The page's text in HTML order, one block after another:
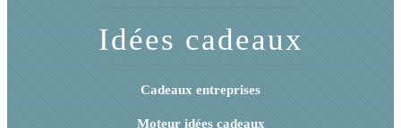
Idées cadeaux
Cadeaux entreprises
Moteur idées cadeaux